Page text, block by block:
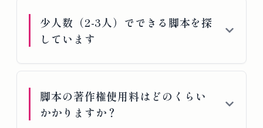
少人数（2-3人）でできる脚本を探
しています
脚本の著作権使用料はどのくらい
かかりますか？